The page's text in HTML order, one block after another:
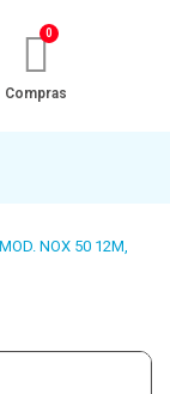
Compras
NOX 50 12M,